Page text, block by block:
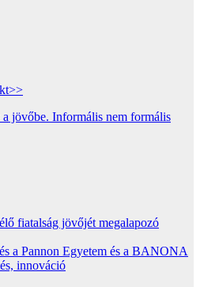
fiatalság jövőjét megalapozó
a Pannon Egyetem és a BANONA
innováció